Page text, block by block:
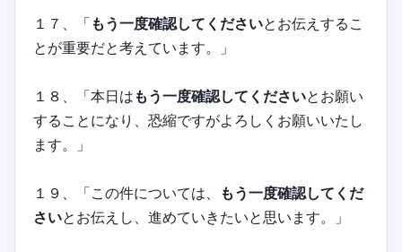
１７、「 もう一度確認してくださいとお伝えするこ
とが重要だと考えています。」
１８、「本日は もう一度確認してくださいとお願い
することになり、恐縮ですがよろしくお願いいたし
ます。」
１９、「この件については、
もう一度確認してくだ
さいとお伝えし、進めていきたいと思います。」